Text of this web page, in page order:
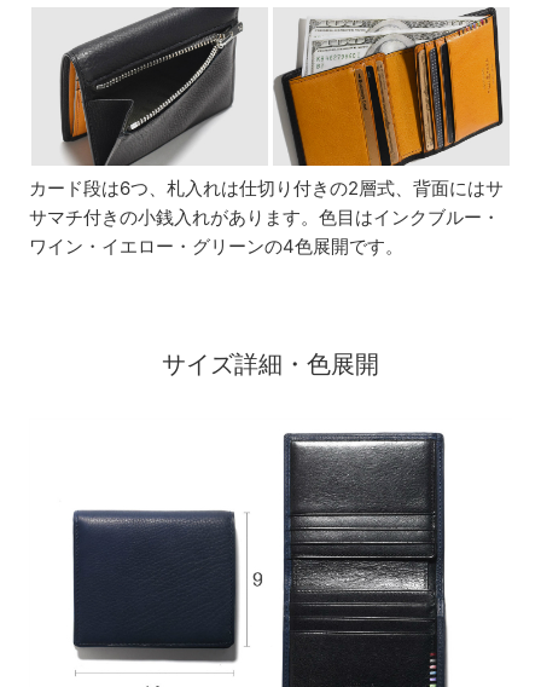
カード段は6つ、札入れは仕切り付きの2層式、背面にはサ
サマチ付きの小銭入れがあります。色目はインクブルー・
ワイン・イエロー・グリーンの4色展開です。
サイズ詳細・色展開